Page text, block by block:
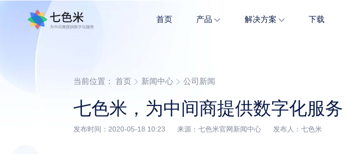
首页 产品 解决方案 下载
当前位置： 首页 新闻中心 公司新闻
七色米，为中间商提供数字化服务
发布时间：2020-05-18 10:23 来源：七色米官网新闻中心 发布人：七色米